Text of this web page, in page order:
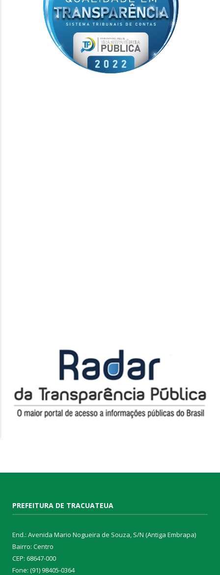
PREFEITURA DE TRACUATEUA
End.: Avenida Mario Nogueira de Souza, S/N (Antiga Embrapa)
Bairro: Centro
CEP: 68647-000
Fone: (91) 98405-0364